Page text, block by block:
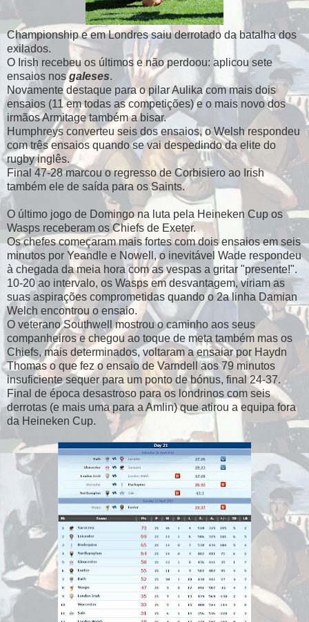
Championship e em Londres saiu derrotado da batalha dos
exilados.
O Irish recebeu os últimos e não perdoou: aplicou sete
ensaios nosgaleses.
Novamente destaque para o pilar Aulika com mais dois
ensaios (11 em todas as competições) e o mais novo dos
irmãos Armitage também a bisar.
Humphreys converteu seis dos ensaios, o Welsh respondeu
com três ensaios quando se vai despedindo da elite do
rugby inglês.
Final 47-28 marcou o regresso de Corbisiero ao Irish
também ele de saída para os Saints.
O último jogo de Domingo na luta pela Heineken Cup os
Wasps receberam os Chiefs de Exeter.
Os chefes começaram mais fortes com dois ensaios em seis
minutos por Yeandle e Nowell, o inevitável Wade respondeu
à chegada da meia hora com as vespas a gritar "presente!".
10-20 ao intervalo, os Wasps em desvantagem, viriam as
suas aspirações comprometidas quando o 2a linha Damian
Welch encontrou o ensaio.
O veterano Southwell mostrou o caminho aos seus
companheiros e chegou ao toque de meta também mas os
Chiefs, mais determinados, voltaram a ensaiar por Haydn
Thomas o que fez o ensaio de Varndell aos 79 minutos
insuficiente sequer para um ponto de bónus, final 24-37.
Final de época desastroso para os londrinos com seis
derrotas (e mais uma para a Amlin) que atirou a equipa fora
da Heineken Cup.